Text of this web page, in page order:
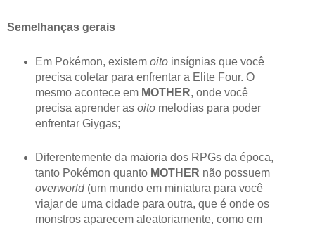
Semelhanças gerais
Em Pokémon, existem oitoinsígnias que você
precisa coletar para enfrentar a Elite Four. O
mesmo acontece em MOTHER, onde você
precisa aprender as oitomelodias para poder
enfrentar Giygas;
Diferentemente da maioria dos RPGs da época,
tanto Pokémon quanto MOTHER não possuem
overworld(um mundo em miniatura para você
viajar de uma cidade para outra, que é onde os
monstros aparecem aleatoriamente, como em